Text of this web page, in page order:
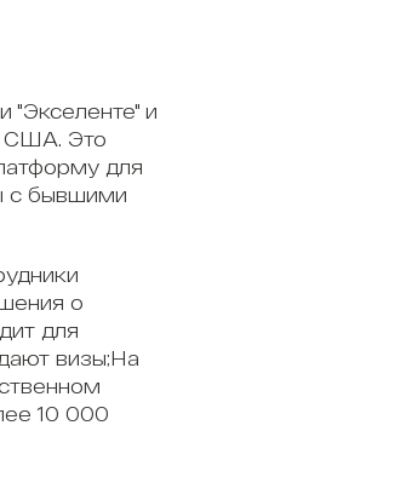
и
США. Это
для
с бывшими
о
для
визы;На
10 000